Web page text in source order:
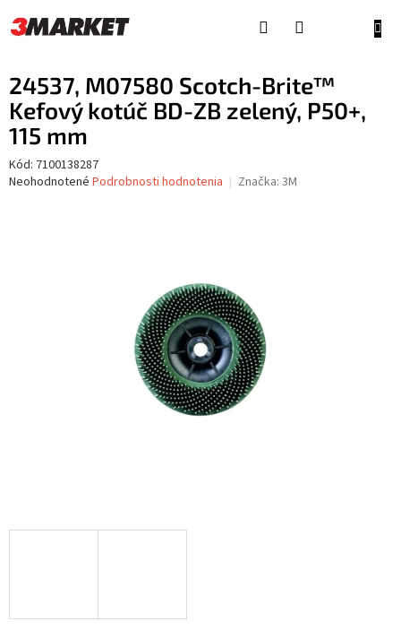
na
obsah
24537, M07580 Scotch-Brite™
Kefový kotúč BD-ZB zelený, P50+,
115 mm
Kód: 7100138287
Priemerné
Neohodnotené Podrobnosti hodnotenia Značka: 3M